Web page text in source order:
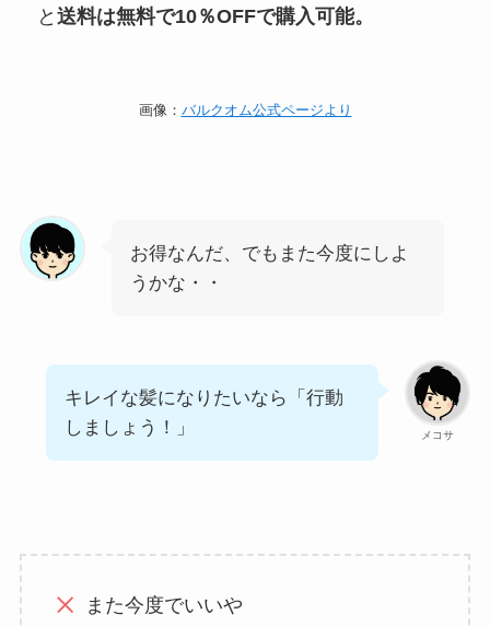
と送料は無料で10％OFFで購入可能。
画像： バルクオム公式ページより
お得なんだ、でもまた今度にしよ
うかな・・
メコサ
キレイな髪になりたいなら「行動
しましょう！」
また今度でいいや